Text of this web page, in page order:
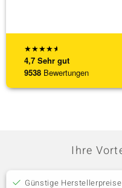
★★★★★
4,7 Sehr gut
9538 Bewertungen
Ihre
Günstige Herstellerpreise